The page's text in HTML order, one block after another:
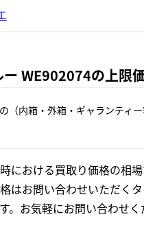
WE902074の上限
（内箱・外箱・ギャランティー
における買取り価格の相
はお問い合わせいただく
。お気軽にお問い合わせく